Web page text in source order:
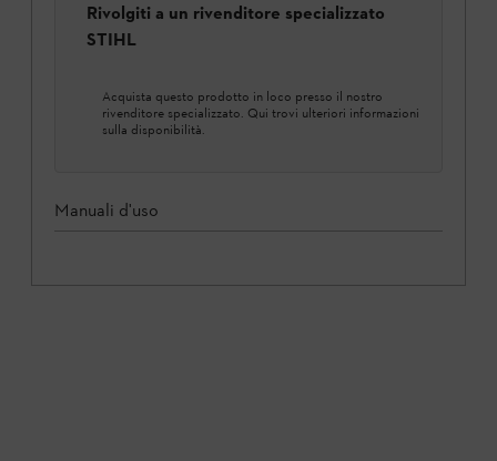
Rivolgiti a un rivenditore specializzato
STIHL
Acquista questo prodotto in loco presso il nostro
rivenditore specializzato. Qui trovi ulteriori informazioni
sulla disponibilità.
Manuali d'uso